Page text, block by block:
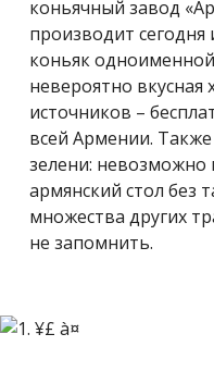
коньячный завод
производит
коньяк
невероятно вкусная
источников –
всей Армении.
зелени:
армянский стол без
множества других
не запомнить.